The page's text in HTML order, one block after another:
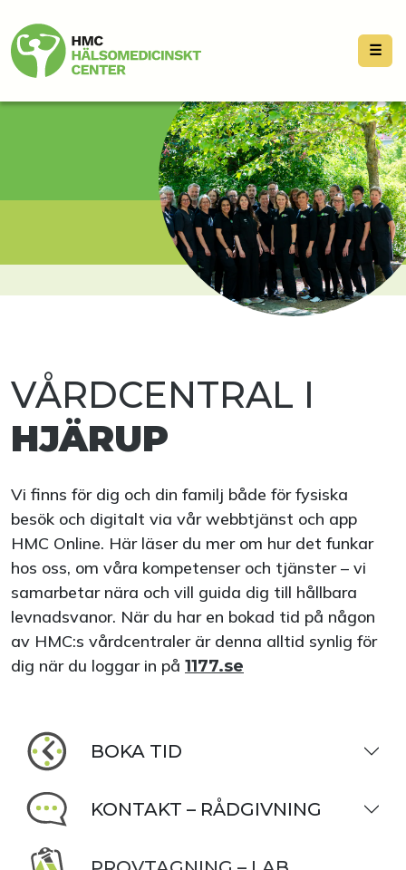
☰
VÅRDCENTRAL I
HJÄRUP
Vi finns för dig och din familj både för fysiska
besök och digitalt via vår webbtjänst och app
HMC Online. Här läser du mer om hur det funkar
hos oss, om våra kompetenser och tjänster – vi
samarbetar nära och vill guida dig till hållbara
levnadsvanor. När du har en bokad tid på någon
av HMC:s vårdcentraler är denna alltid synlig för
dig när du loggar in på 1177.se
BOKA TID
KONTAKT – RÅDGIVNING